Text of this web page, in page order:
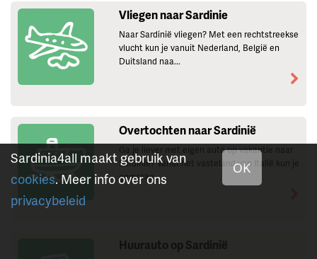
Vliegen naar Sardinie
Naar Sardinië vliegen? Met een rechtstreekse
vlucht kun je vanuit Nederland, België en
Duitsland naa...
Overtochten naar Sardinië
Ga je liever met eigen auto op vakantie naar
Sardinië? Vanaf het vasteland van Italië kun je
gemakke...
Huurauto op Sardinië
Sardinia4all maakt gebruik van
cookies. Meer info over ons
privacybeleid
OK